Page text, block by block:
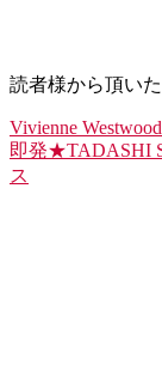
読者様から頂い
Vivienne
即発★TADASHI
ス